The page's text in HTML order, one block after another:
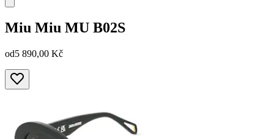
Miu Miu MU B02S
od5 890,00 Kč